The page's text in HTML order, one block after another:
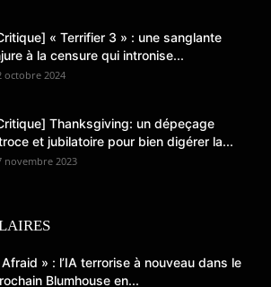
« Terrifier 3 » : une sanglante
à la censure qui intronise...
octobre 2024
Thanksgiving: un dépeçage
et jubilatoire pour bien digérer la...
novembre 2023
Afraid » : l’IA terrorise à nouveau dans le
Blumhouse en...